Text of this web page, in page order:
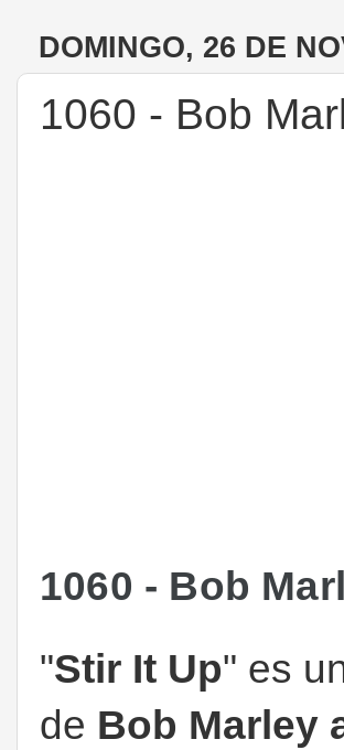
DOMINGO, 26 DE
1060 - Bob
1060 - Bob
"Stir It Up" es
de Bob Marley